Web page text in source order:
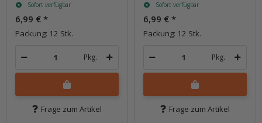
Sofort verfügbar
6,99 € *
Packung: 12 Stk.
Pkg.
Frage zum Artikel
Sofort verfügbar
6,99 € *
Packung: 12 Stk.
Pkg.
Frage zum Artikel